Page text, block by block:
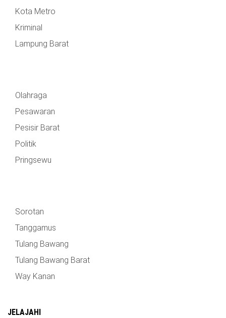
Kota Metro
Kriminal
Lampung Barat
Olahraga
Pesawaran
Pesisir Barat
Politik
Pringsewu
Sorotan
Tanggamus
Tulang Bawang
Tulang Bawang Barat
Way Kanan
JELAJAHI